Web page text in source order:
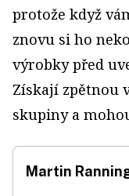
protože když
znovu si ho
výrobky před
Získají zpětnou
skupiny a
Martin